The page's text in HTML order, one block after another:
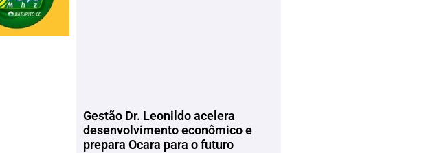
Gestão Dr. Leonildo acelera
desenvolvimento econômico e
prepara Ocara para o futuro